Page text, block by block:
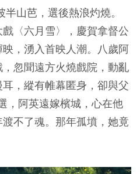
山芭，選後熱浪灼燒。
〈六月雪〉，慶賀拿督公
，湧入首映人潮。八歲阿
忽聞遠方火燒戲院，動亂
，縱有帷幕匿身，卻與父
，阿英遠嫁檳城，心在他
不了魂。那年孤墳，她竟